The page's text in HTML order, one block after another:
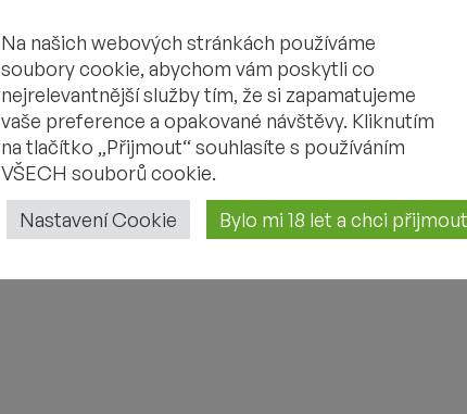
Na našich webových stránkách používáme
soubory cookie, abychom vám poskytli co
nejrelevantnější služby tím, že si zapamatujeme
vaše preference a opakované návštěvy. Kliknutím
na tlačítko „Přijmout“ souhlasíte s používáním
VŠECH souborů cookie.
Nastavení Cookie
Bylo mi 18 let a chci